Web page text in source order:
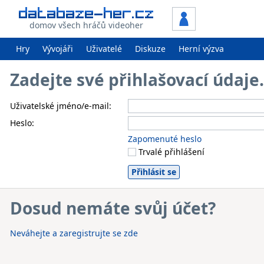
domov všech hráčů videoher
Hry Vývojáři Uživatelé Diskuze Herní výzva
Zadejte své přihlašovací
Uživatelské jméno/e-mail:
Heslo:
Zapomenuté heslo
Trvalé přihlášení
Dosud nemáte svůj účet?
Neváhejte a zaregistrujte se zde